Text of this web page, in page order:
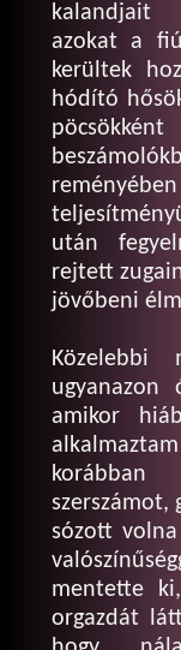
kalandjait
azokat a
kerültek
hódító
után
rejtett
jövőbeni
Közelebbi
ugyanazon
amikor
szerszámot,
sózott
mentette
orgazdát